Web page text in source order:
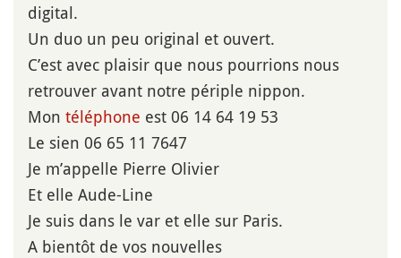
digital.
Un duo un peu original et ouvert.
C’est avec plaisir que nous pourrions nous
retrouver avant notre périple nippon.
Mon téléphone est 06 14 64 19 53
Le sien 06 65 11 7647
Je m’appelle Pierre Olivier
Et elle Aude-Line
Je suis dans le var et elle sur Paris.
A bientôt de vos nouvelles